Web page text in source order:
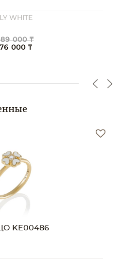
WHITE
000 ₸
000 ₸
KE00486